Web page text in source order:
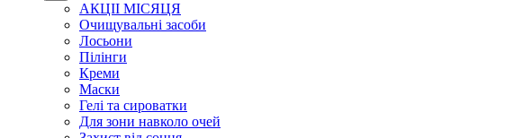
АКЦІІ МІСЯЦЯ
Очищувальні засоби
Лосьони
Пілінги
Креми
Маски
Гелі та сироватки
Для зони навколо очей